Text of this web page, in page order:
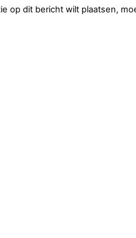
op dit bericht wilt plaatsen,